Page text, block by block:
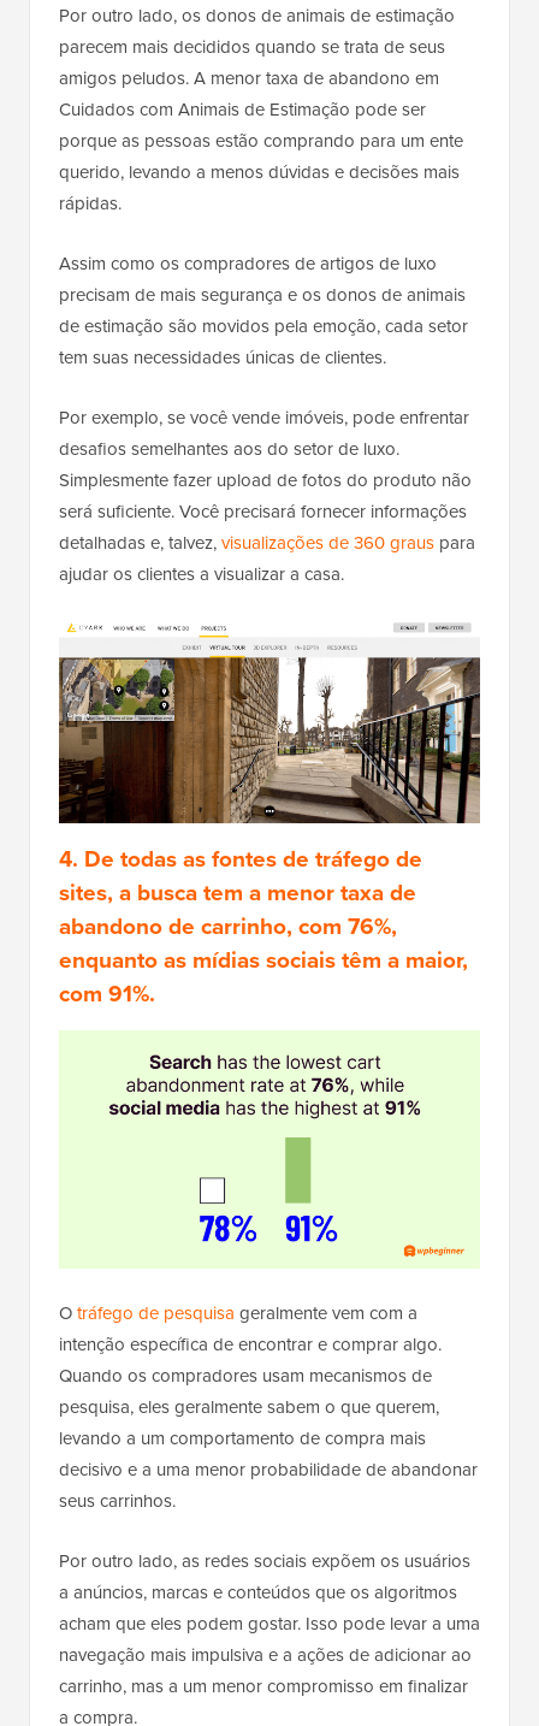
Por outro lado, os donos de animais de estimação
parecem mais decididos quando se trata de seus
amigos peludos. A menor taxa de abandono em
Cuidados com Animais de Estimação pode ser
porque as pessoas estão comprando para um ente
querido, levando a menos dúvidas e decisões mais
rápidas.
Assim como os compradores de artigos de luxo
precisam de mais segurança e os donos de animais
de estimação são movidos pela emoção, cada setor
tem suas necessidades únicas de clientes.
Por exemplo, se você vende imóveis, pode enfrentar
desafios semelhantes aos do setor de luxo.
Simplesmente fazer upload de fotos do produto não
será suficiente. Você precisará fornecer informações
detalhadas e, talvez,visualizações de 360 graus para
ajudar os clientes a visualizar a casa.
4. De todas as fontes de tráfego de
sites, a busca tem a menor taxa de
abandono de carrinho, com 76%,
enquanto as mídias sociais têm a maior,
com 91%.
Otráfego de pesquisa geralmente vem com a
intenção específica de encontrar e comprar algo.
Quando os compradores usam mecanismos de
pesquisa, eles geralmente sabem o que querem,
levando a um comportamento de compra mais
decisivo e a uma menor probabilidade de abandonar
seus carrinhos.
Por outro lado, as redes sociais expõem os usuários
a anúncios, marcas e conteúdos que os algoritmos
acham que eles podem gostar. Isso pode levar a uma
navegação mais impulsiva e a ações de adicionar ao
carrinho, mas a um menor compromisso em finalizar
a compra.